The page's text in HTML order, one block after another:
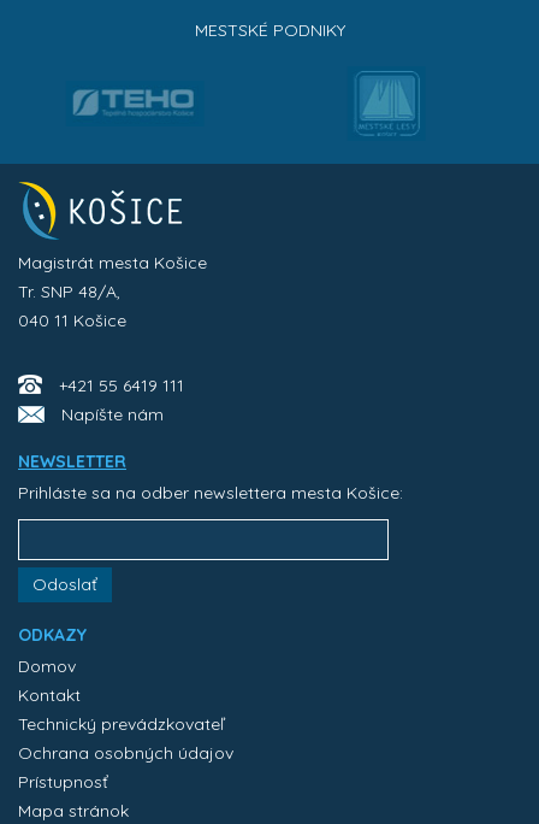
MESTSKÉ PODNIKY
Magistrát mesta Košice
Tr. SNP 48/A,
040 11 Košice
+421 55 6419 111
Napíšte nám
NEWSLETTER
Prihláste sa na odber newslettera mesta Košice:
Odoslať
ODKAZY
Domov
Kontakt
Technický prevádzkovateľ
Ochrana osobných údajov
Prístupnosť
Mapa stránok